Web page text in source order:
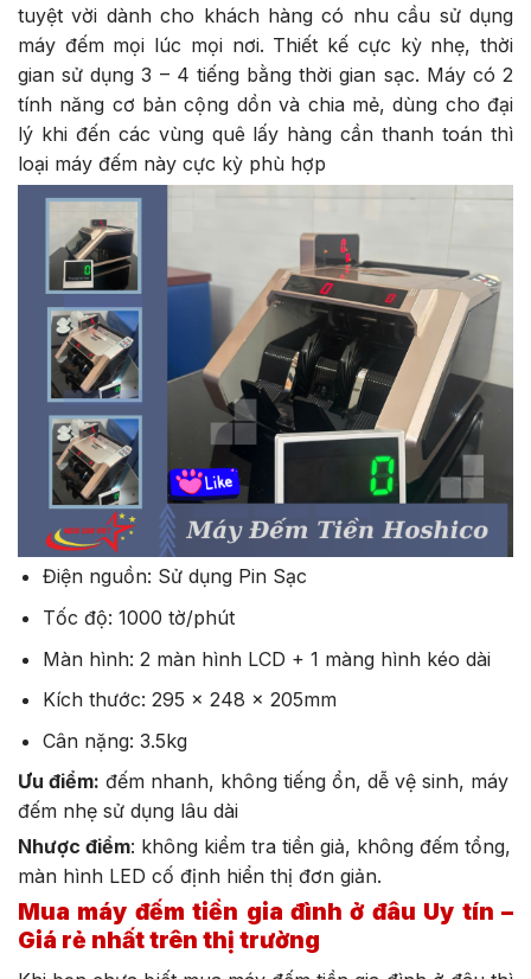
tuyệt vời dành cho khách hàng có nhu cầu sử dụng
máy đếm mọi lúc mọi nơi. Thiết kế cực kỳ nhẹ, thời
gian sử dụng 3 – 4 tiếng bằng thời gian sạc. Máy có 2
tính năng cơ bản cộng dồn và chia mẻ, dùng cho đại
lý khi đến các vùng quê lấy hàng cần thanh toán thì
loại máy đếm này cực kỳ phù hợp
Điện nguồn: Sử dụng Pin Sạc
Tốc độ: 1000 tờ/phút
Màn hình: 2 màn hình LCD + 1 màng hình kéo dài
Kích thước: 295 x 248 x 205mm
Cân nặng: 3.5kg
Ưu điểm: đếm nhanh, không tiếng ổn, dễ vệ sinh, máy
đếm nhẹ sử dụng lâu dài
Nhược điểm: không kiểm tra tiền giả, không đếm tổng,
màn hình LED cố định hiển thị đơn giản.
Mua máy đếm tiền gia đình ở đâu Uy tín –
Giá rẻ nhất trên thị trường